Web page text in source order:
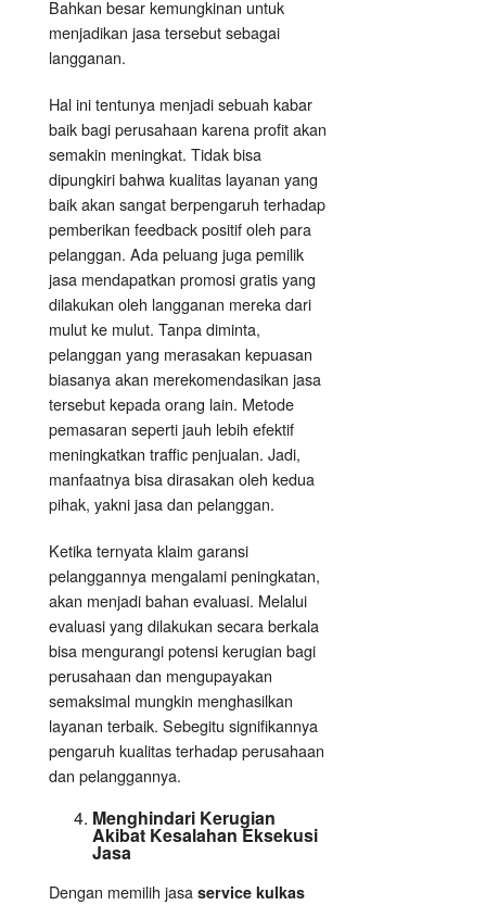
Bahkan besar kemungkinan untuk
menjadikan jasa tersebut sebagai
langganan.
Hal ini tentunya menjadi sebuah kabar
baik bagi perusahaan karena profit akan
semakin meningkat. Tidak bisa
dipungkiri bahwa kualitas layanan yang
baik akan sangat berpengaruh terhadap
pemberikan feedback positif oleh para
pelanggan. Ada peluang juga pemilik
jasa mendapatkan promosi gratis yang
dilakukan oleh langganan mereka dari
mulut ke mulut. Tanpa diminta,
pelanggan yang merasakan kepuasan
biasanya akan merekomendasikan jasa
tersebut kepada orang lain. Metode
pemasaran seperti jauh lebih efektif
meningkatkan traffic penjualan. Jadi,
manfaatnya bisa dirasakan oleh kedua
pihak, yakni jasa dan pelanggan.
Ketika ternyata klaim garansi
pelanggannya mengalami peningkatan,
akan menjadi bahan evaluasi. Melalui
evaluasi yang dilakukan secara berkala
bisa mengurangi potensi kerugian bagi
perusahaan dan mengupayakan
semaksimal mungkin menghasilkan
layanan terbaik. Sebegitu signifikannya
pengaruh kualitas terhadap perusahaan
dan pelanggannya.
Menghindari Kerugian
Akibat KesalahanEksekusi
Jasa
Dengan memilih jasa service kulkas